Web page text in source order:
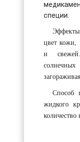
специи.
цвет кожи,
и
Способ
жидкого